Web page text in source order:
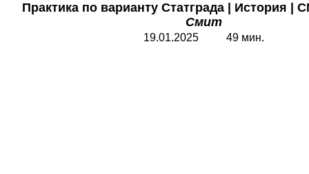
Практика по варианту Статграда История
Смит
19.01.2025 49 мин.